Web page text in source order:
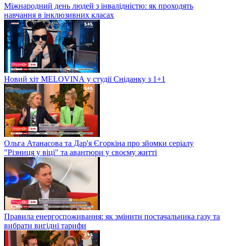
Міжнародний день людей з інвалідністю: як проходять
навчання в інклюзивних класах
Новий хіт MELOVINА у студії Сніданку з 1+1
Ольга Атанасова та Дар'я Єгоркіна про зйомки серіалу
"Різниця у віці" та авантюри у своєму житті
Правила енергоспоживання: як змінити постачальника газу та
вибрати вигідні тарифи